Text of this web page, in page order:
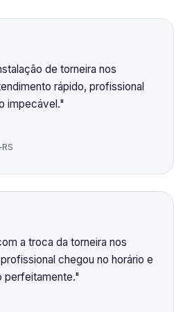
de torneira nos
rápido, profissional
impecável.
a troca da torneira nos
chegou no horário e
perfeitamente.